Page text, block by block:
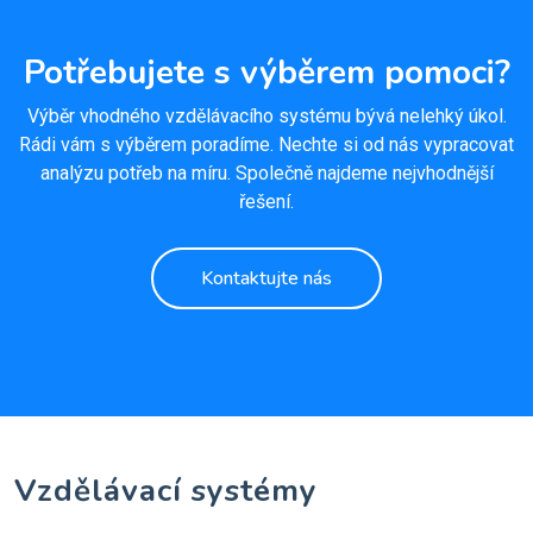
Potřebujete s výběrem pomoci?
Výběr vhodného vzdělávacího systému bývá nelehký úkol.
Rádi vám s výběrem poradíme. Nechte si od nás vypracovat
analýzu potřeb na míru. Společně najdeme nejvhodnější
řešení.
Kontaktujte nás
Vzdělávací systémy